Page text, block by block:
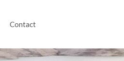
Contact